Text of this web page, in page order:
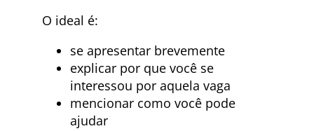
O ideal é:
se apresentar brevemente
explicar por que você se
interessou por aquela vaga
mencionar como você pode
ajudar